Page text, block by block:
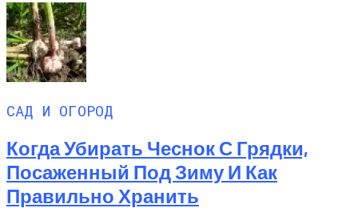
САД И ОГОРОД
Когда Убирать Чеснок С Грядки,
Посаженный Под Зиму И Как
Правильно Хранить